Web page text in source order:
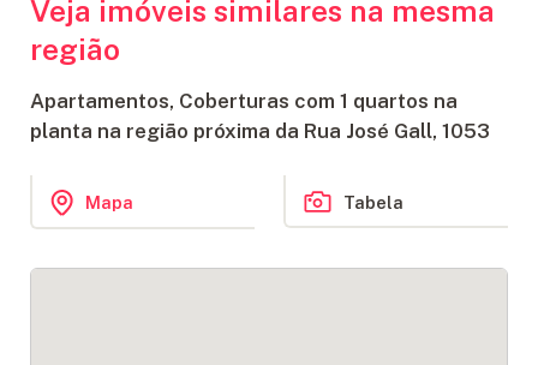
Veja imóveis similares na mesma
região
Apartamentos, Coberturas com 1 quartos na
planta na região próxima da Rua José Gall, 1053
Mapa Tabela